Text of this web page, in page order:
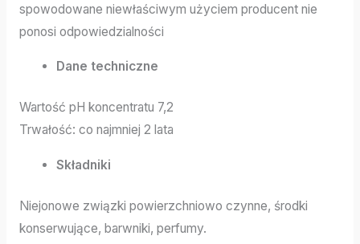
spowodowane niewłaściwym użyciem producent nie
ponosi odpowiedzialności
Dane techniczne
Wartość pH koncentratu 7,2
Trwałość: co najmniej 2 lata
Składniki
Niejonowe związki powierzchniowo czynne, środki
konserwujące, barwniki, perfumy.